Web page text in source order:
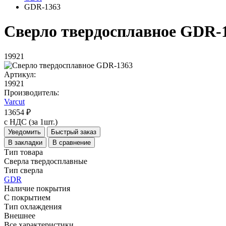
GDR-1363
Сверло твердосплавное GDR-
19921
Артикул:
19921
Производитель:
Varcut
13654 ₽
с НДС (за 1шт.)
Уведомить
Быстрый заказ
В закладки
В сравнение
Тип товара
Сверла твердосплавные
Тип сверла
GDR
Наличие покрытия
С покрытием
Тип охлаждения
Внешнее